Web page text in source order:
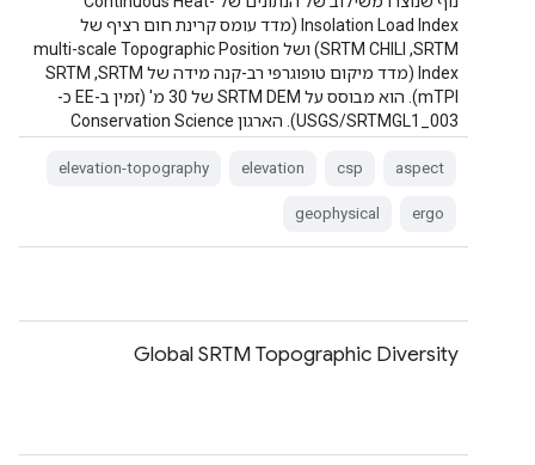
Insolation Load Index (מדד עומס קרינת חום רציף של
SRTM‏, SRTM CHILI) ושל multi-scale Topographic Position
Index (מדד מיקום טופוגרפי רב-קנה מידה של SRTM‏, SRTM
mTPI). הוא מבוסס על SRTM DEM של 30 מ' (זמין ב-EE כ-
USGS/SRTMGL1_003). הארגון Conservation Science
aspect
csp
elevation
elevation-topography
ergo
geophysical
Global SRTM Topographic Diversity